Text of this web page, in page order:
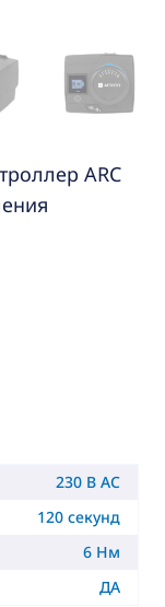
ARC
230 В AC
120 секунд
6 Нм
ДА